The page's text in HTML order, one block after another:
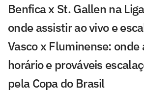
Benfica x St. Gallen na
onde assistir ao vivo e
Vasco x Fluminense: onde
horário e prováveis
pela Copa do Brasil